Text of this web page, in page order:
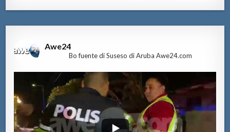
Awe24
Bo fuente di Suseso di Aruba Awe24.com